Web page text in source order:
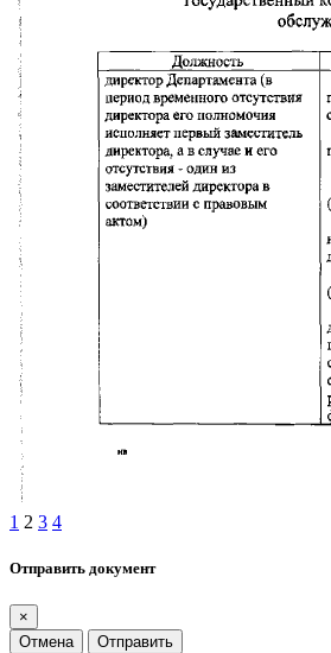
1 2 3 4
Отправить документ
×
Отмена
Отправить